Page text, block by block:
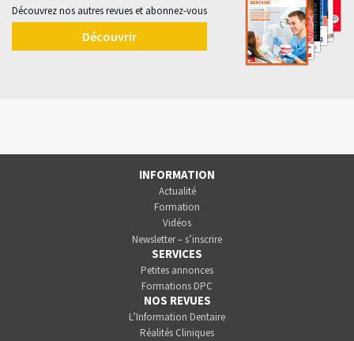
Découvrez nos autres revues et abonnez-vous
Découvrir
INFORMATION
Actualité
Formation
Vidéos
Newsletter – s’inscrire
SERVICES
Petites annonces
Formations DPC
NOS REVUES
L’Information Dentaire
Réalités Cliniques